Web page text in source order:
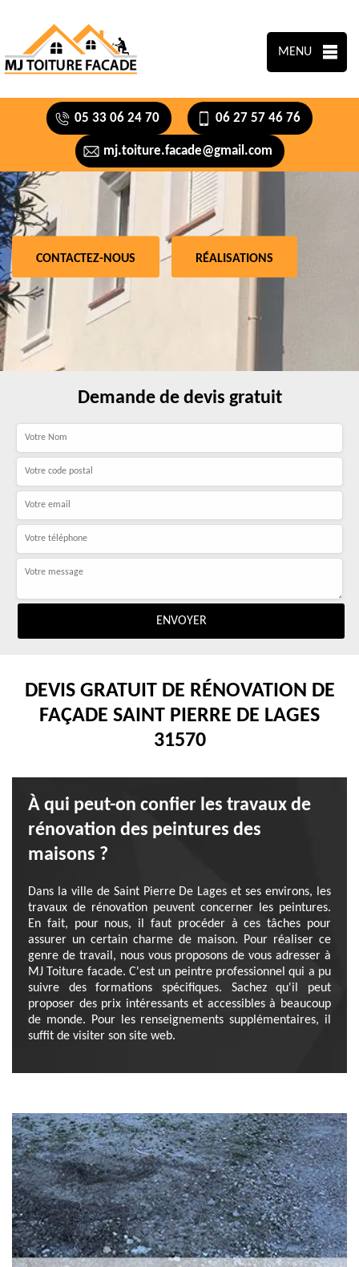
MENU
05 33 06 24 70 06 27 57 46 76
mj.toiture.facade@gmail.com
CONTACTEZ-NOUS RÉALISATIONS
Demande de devis gratuit
DEVIS GRATUIT DE RÉNOVATION DE
FAÇADE SAINT PIERRE DE LAGES
31570
À qui peut-on confier les travaux de
rénovation des peintures des
maisons ?
Dans la ville de Saint Pierre De Lages et ses environs, les
travaux de rénovation peuvent concerner les peintures.
En fait, pour nous, il faut procéder à ces tâches pour
assurer un certain charme de maison. Pour réaliser ce
genre de travail, nous vous proposons de vous adresser à
MJ Toiture facade. C'est un peintre professionnel qui a pu
suivre des formations spécifiques. Sachez qu'il peut
proposer des prix intéressants et accessibles à beaucoup
de monde. Pour les renseignements supplémentaires, il
suffit de visiter son site web.